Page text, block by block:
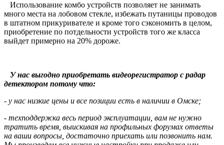
Использование комбо устройств позволяет не занимать
много места на лобовом стекле, избежать путаницы проводов
в штатном прикуривателе и кроме того сэкономить в целом,
приобретение по потдельности устройств того же класса
выйдет примерно на 20% дороже.
У нас выгодно приобретать видеорегистратор с радар
детектором потому что:
- у нас низкие цены и все позиции есть в наличии в Омске;
- техподдержка весь период эксплуатации, вам не нужно
тратить время, выискивая на профильных форумах ответы
на ваши вопросы, достаточно приехать или позвонить нам.